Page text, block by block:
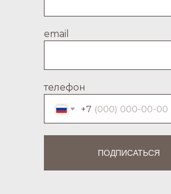
email
телефон
+7
ПОДПИСАТЬСЯ